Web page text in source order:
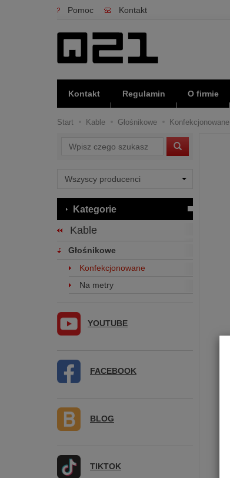
Pomoc Kontakt
Kontakt Regulamin O firmie
Start Kable Głośnikowe Konfekcjonowane
Wyszukaj
Kategorie
Kable
Głośnikowe
Konfekcjonowane
Na metry
YOUTUBE
FACEBOOK
BLOG
TIKTOK